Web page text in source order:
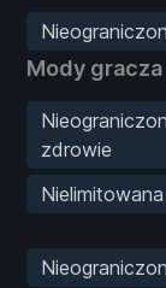
Mody gracza
zdrowie